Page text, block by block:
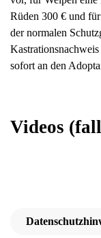
Rüden 300 € und
der normalen
sofort an den
Videos